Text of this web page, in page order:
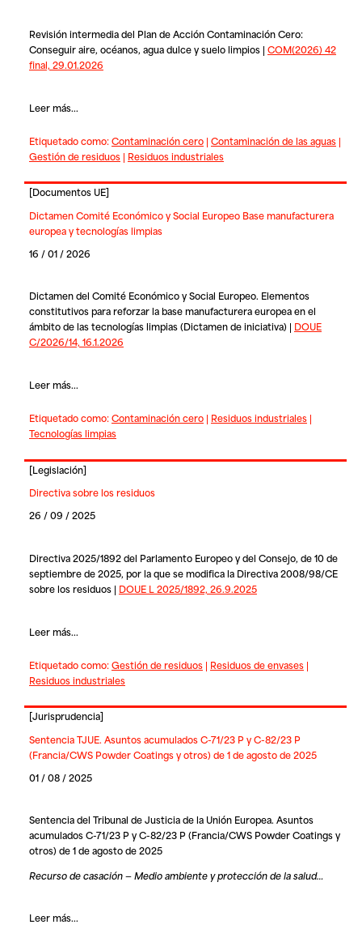
Revisión intermedia del Plan de Acción Contaminación Cero:
Conseguir aire, océanos, agua dulce y suelo limpios | COM(2026) 42
final, 29.01.2026
Leer más...
Etiquetado como:Contaminación cero| Contaminación de las aguas|
Gestión de residuos| Residuos industriales
[Documentos UE]
Dictamen Comité Económico y Social Europeo Base manufacturera
europea y tecnologías limpias
16 / 01 / 2026
Dictamen del Comité Económico y Social Europeo. Elementos
constitutivos para reforzar la base manufacturera europea en el
ámbito de las tecnologías limpias (Dictamen de iniciativa) | DOUE
C/2026/14, 16.1.2026
Leer más...
Etiquetado como:Contaminación cero| Residuos industriales|
Tecnologías limpias
[Legislación]
Directiva sobre los residuos
26 / 09 / 2025
Directiva 2025/1892 del Parlamento Europeo y del Consejo, de 10 de
septiembre de 2025, por la que se modifica la Directiva 2008/98/CE
sobre los residuos | DOUE L 2025/1892, 26.9.2025
Leer más...
Etiquetado como:Gestión de residuos| Residuos de envases|
Residuos industriales
[Jurisprudencia]
Sentencia TJUE. Asuntos acumulados C-71/23 P y C-82/23 P
(Francia/CWS Powder Coatings y otros) de 1 de agosto de 2025
01 / 08 / 2025
Sentencia del Tribunal de Justicia de la Unión Europea. Asuntos
acumulados C-71/23 P y C-82/23 P (Francia/CWS Powder Coatings y
otros) de 1 de agosto de 2025
Recurso de casación — Medio ambiente y protección de la salud…
Leer más...